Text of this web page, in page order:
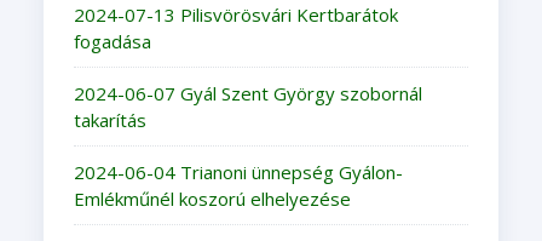
2024-07-13 Pilisvörösvári Kertbarátok
fogadása
2024-06-07 Gyál Szent György szobornál
takarítás
2024-06-04 Trianoni ünnepség Gyálon-
Emlékműnél koszorú elhelyezése